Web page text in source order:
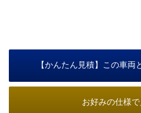
【かんたん見積】この車
お好みの仕様